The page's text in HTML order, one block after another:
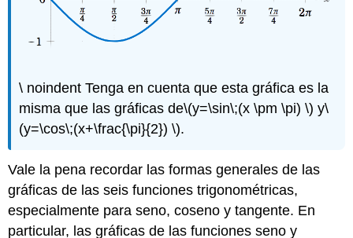
\ noindent Tenga en cuenta que esta gráfica es la
misma que las gráficas de\(y=\sin\;(x \pm \pi) \) y\
(y=\cos\;(x+\frac{\pi}{2}) \).
Vale la pena recordar las formas generales de las
gráficas de las seis funciones trigonométricas,
especialmente para seno, coseno y tangente. En
particular, las gráficas de las funciones seno y